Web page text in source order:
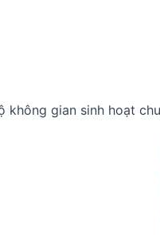
không gian sinh hoạt